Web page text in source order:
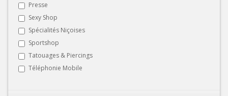
Presse
Sexy Shop
Spécialités Niçoises
Sportshop
Tatouages & Piercings
Téléphonie Mobile